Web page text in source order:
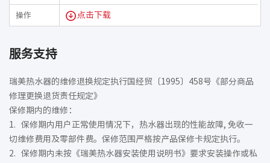
操作 点击下载
服务支持
瑞美热水器的维修退换规定执行国经贸〔1995〕458号《部分商品
修理更换退货责任规定》
保修期内的维修：
1. 保修期内用户正常使用情况下，热水器出现的性能故障, 免收一
切维修费用及零部件费。保修范围严格按产品保修卡规定执行。
2. 保修期内未按《瑞美热水器安装使用说明书》要求安装操作或私